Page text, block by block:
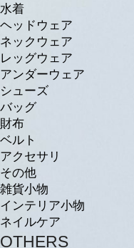
水着
ヘッドウェア
ネックウェア
レッグウェア
アンダーウェア
シューズ
バッグ
財布
ベルト
アクセサリ
その他
雑貨小物
インテリア小物
ネイルケア
OTHERS